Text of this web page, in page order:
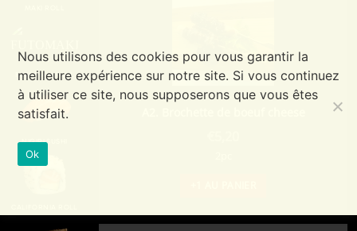
FUTOMAKI ROLL
NIGIRI SUSHI
Nous utilisons des cookies pour vous garantir la
meilleure expérience sur notre site. Si vous continuez
à utiliser ce site, nous supposerons que vous êtes
satisfait.
Ok